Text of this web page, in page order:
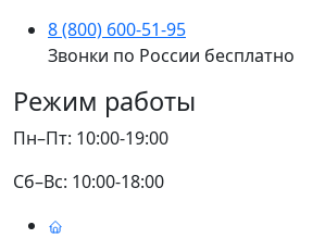
8 (800) 600-51-95
Звонки по России бесплатно
Режим работы
Пн–Пт: 10:00-19:00
Сб–Вс: 10:00-18:00